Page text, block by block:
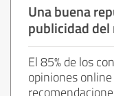
Una buena
publicidad del
El 85% de los
opiniones